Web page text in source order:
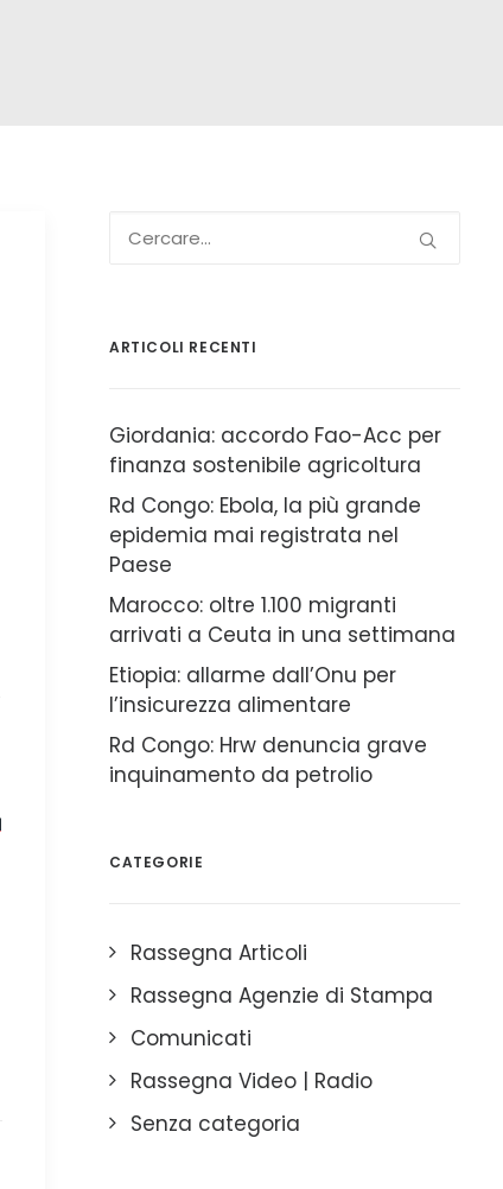
ARTICOLI RECENTI
Giordania: accordo Fao-Acc per
finanza sostenibile agricoltura
Rd Congo: Ebola, la più grande
epidemia mai registrata nel
Paese
Marocco: oltre 1.100 migranti
arrivati a Ceuta in una settimana
Etiopia: allarme dall’Onu per
l’insicurezza alimentare
Rd Congo: Hrw denuncia grave
inquinamento da petrolio
CATEGORIE
Rassegna Articoli
Rassegna Agenzie di Stampa
Comunicati
Rassegna Video | Radio
Senza categoria